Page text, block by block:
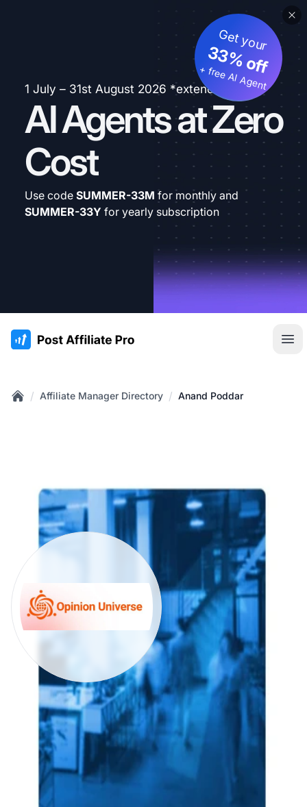
1 July – 31st August 2026 *extended
AI Agents at Zero
Cost
Get your
33% off
+ free AI Agent
Use code SUMMER-33M for monthly and
SUMMER-33Y for yearly subscription
:site.title
/ Affiliate Manager Directory / Anand Poddar